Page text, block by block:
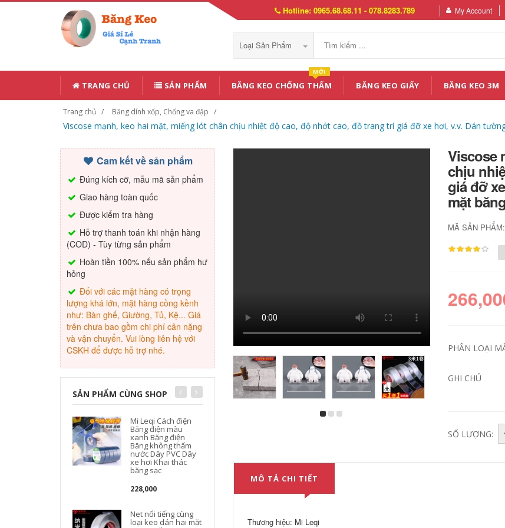
Hotline: 0965.68.68.11 - 078.8283.789 My Account
Loại Sản Phẩm
TRANG CHỦ SẢN PHẨM BĂNG KEO CHỐNG THẤM
MỚI
BĂNG KEO GIẤY BĂNG KEO 3M
Trang chủ Băng dính xốp, Chống va đập
Viscose mạnh, keo hai mặt, miếng lót chân chịu nhiệt độ cao, độ nhớt cao, đồ trang trí giá đỡ xe hơi, v.v. Dán
Cam kết về sản phẩm
Đúng kích cỡ, mẫu mã sản phẩm
Giao hàng toàn quốc
Được kiểm tra hàng
Hỗ trợ thanh toán khi nhận hàng
(COD) - Tùy từng sản phẩm
Hoàn tiền 100% nếu sản phẩm hư
hỏng
Đối với các mặt hàng có trọng
lượng khá lớn, mặt hàng cồng kềnh
như: Bàn ghế, Giường, Tủ, Kệ... Giá
trên chưa bao gồm chi phí cân nặng
và vận chuyển. Vui lòng liên hệ với
CSKH để được hỗ trợ nhé.
SẢN PHẨM CÙNG SHOP
Mi Leqi Cách điện
Băng điện màu
xanh Băng điện
Băng không thấm
nước Dây PVC Dây
xe hơi Khai thác
băng sạc
228,000
Net nổi tiếng cùng
loại keo dán hai mặt
cắm nhựa đường
chống nước 3m
282,000
Keo dán giày Phổ
chịu nhiệt độ cao,
thấm, băng keo dán,
Viscose
chịu
giá đỡ
mặt
MÃ SẢN
PHÂN LOẠI
GHI CHÚ
SỐ LƯỢNG:
MÔ TẢ CHI TIẾT
Thương hiệu: Mi Leqi